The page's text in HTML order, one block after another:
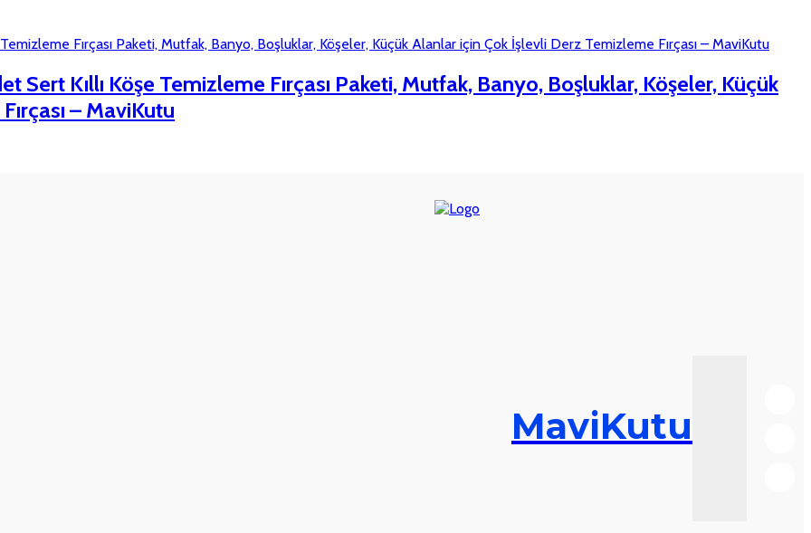
Sert Kıllı Köşe Temizleme Fırçası Paketi, Mutfak, Banyo, Boşluklar, Köşeler, Küçük
– MaviKutu
MaviKutu